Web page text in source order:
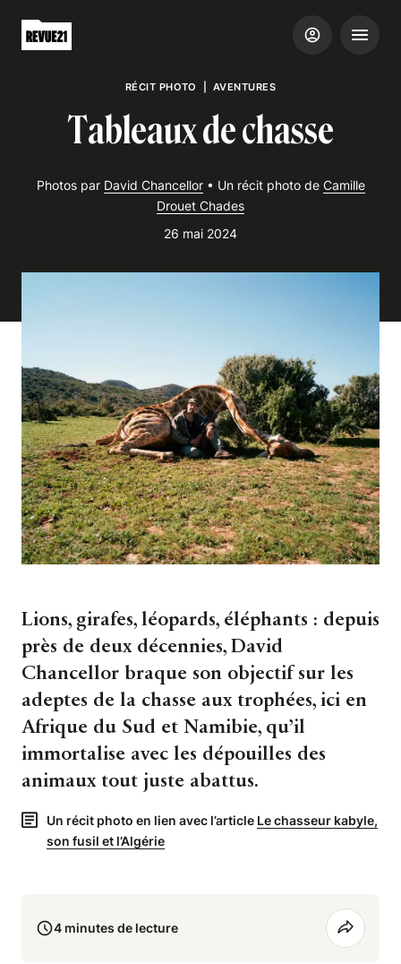
RÉCIT PHOTO |AVENTURES
Tableaux de chasse
Photos par David Chancellor • Un récit photo de Camille
Drouet Chades
26 mai 2024
Lions, girafes, léopards, éléphants : depuis
près de deux décennies, David
Chancellor braque son objectif sur les
adeptes de la chasse aux trophées, ici en
Afrique du Sud et Namibie, qu’il
immortalise avec les dépouilles des
animaux tout juste abattus.
Un récit photo en lien avec l’article Le chasseur kabyle,
son fusil et l’Algérie
4 minutes de lecture